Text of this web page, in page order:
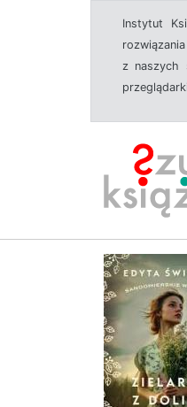
Instytut
z naszych